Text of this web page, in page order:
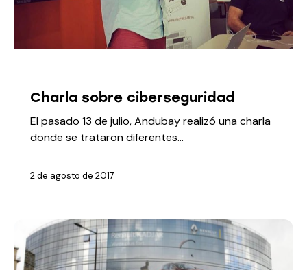
Charla sobre ciberseguridad
El pasado 13 de julio, Andubay realizó una charla
donde se trataron diferentes…
2 de agosto de 2017